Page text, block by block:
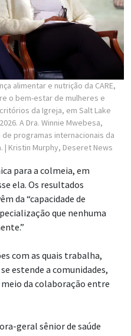
alimentar e nutrição da CARE,
o bem-estar de mulheres e
da Igreja, em Salt Lake
A Dra. Winnie Mwebesa,
programas internacionais da
| Kristin Murphy, Deseret News
para a colmeia, em
ela. Os resultados
da “capacidade de
que nenhuma
com as quais trabalha,
estende a comunidades,
da colaboração entre
geral sênior de saúde